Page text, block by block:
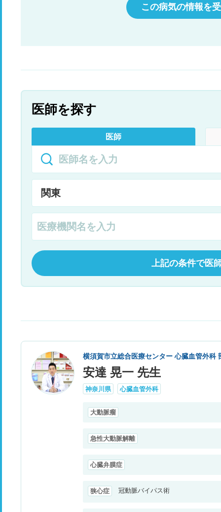
ん 最後に前兆が無くても急性心筋梗塞は起きま
すか ストレスとの関係はありますか お尋ねし
この病気の情報を
医師を探す
医師
上記の条件で医
横須賀市立総合医療センター 心臓血管外科
安達 晃一 先生
神奈川県 心臓血管外科
大動脈瘤
急性大動脈解離
心臓弁膜症
狭心症 冠動脈バイパス術